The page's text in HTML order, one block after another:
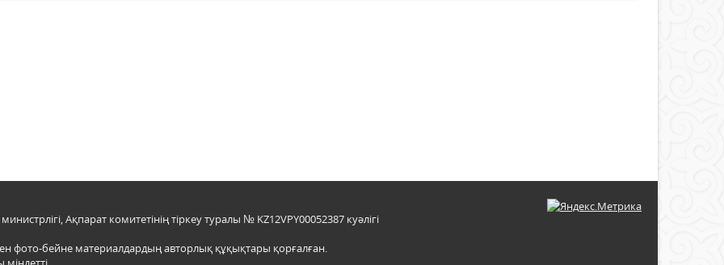
Ақпарат комитетінің тіркеу туралы № KZ12VPY00052387 куәлігі
фото-бейне материалдардың авторлық құқықтары қорғалған.